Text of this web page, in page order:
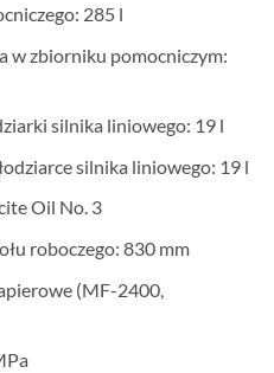
285 l
w zbiorniku pomocniczym:
silnika liniowego: 19 l
silnika liniowego: 19 l
Oil No. 3
roboczego: 830 mm
(MF-2400,